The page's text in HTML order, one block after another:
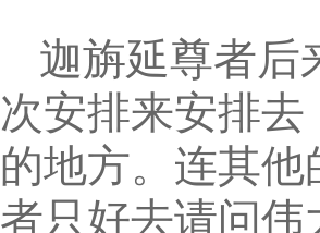
迦旃延尊者后
次安排来安排
的地方。连其
者只好去请问伟